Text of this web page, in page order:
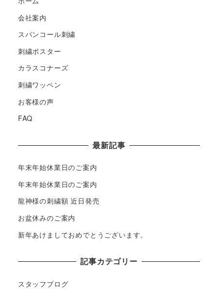
会社案内
スパンコール刺繍
刺繍ポスター
カラスコナーズ
刺繍ワッペン
お客様の声
FAQ
最新記事
年末年始休業日のご案内
年末年始休業日のご案内
龍神様の刺繍額 近日発売
お盆休みのご案内
新年あけましておめでとうございます。
記事カテゴリー
スタッフブログ